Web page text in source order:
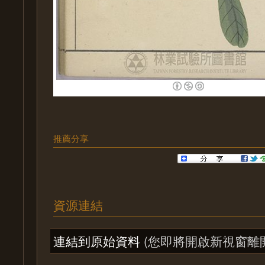
推薦分享
資源連結
連結到原始資料 (您即將開啟新視窗離